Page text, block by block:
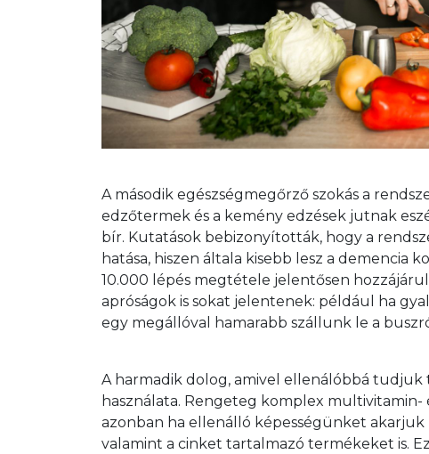
A második egészségmegőrző szokás a
edzőtermek és a kemény edzések jutnak
bír. Kutatások bebizonyították, hogy a
hatása, hiszen általa kisebb lesz a demencia
10.000 lépés megtétele jelentősen
apróságok is sokat jelentenek: például ha
egy megállóval hamarabb szállunk le a
A harmadik dolog, amivel ellenálóbbá
használata. Rengeteg komplex
azonban ha ellenálló képességünket
valamint a cinket tartalmazó termékeket is.